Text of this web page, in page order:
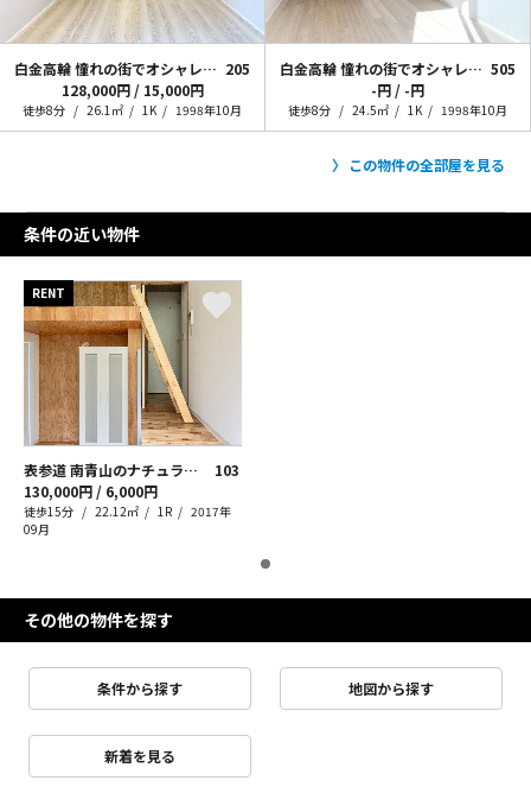
白金高輪 憧れの街でオシャレに暮らす 205
128,000円 / 15,000円
徒歩8分 26.1㎡ 1K 1998年10月
白金高輪 憧れの街でオシャレに暮らす 505
-円 / -円
徒歩8分 24.5㎡ 1K 1998年10月
この物件の全部屋を見る
条件の近い物件
RENT
表参道 南青山のナチュラリスト
103
130,000円 / 6,000円
徒歩15分 22.12㎡ 1R
2017年
09月
その他の物件を探す
条件から探す 地図から探す
新着を見る